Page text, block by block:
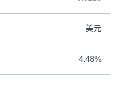
美元
4.48%